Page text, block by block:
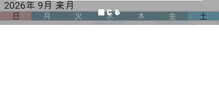
1 2 3 4 5
2026年 9月 来月
日 月 火 水 木 金 土
閉じる